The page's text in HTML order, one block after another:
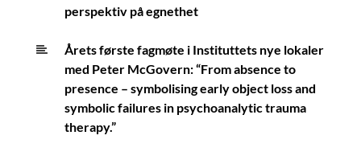
perspektiv på egnethet
Årets første fagmøte i Instituttets nye lokaler
med Peter McGovern: “From absence to
presence – symbolising early object loss and
symbolic failures in psychoanalytic trauma
therapy.”